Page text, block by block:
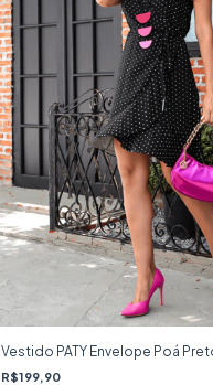
Vestido PATY Envelope Poá
R$199,90